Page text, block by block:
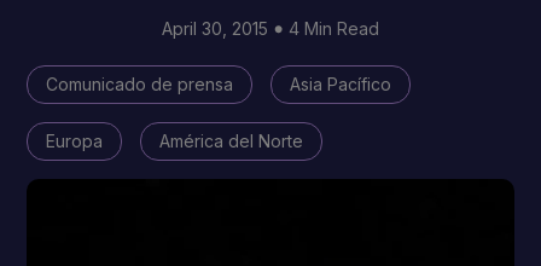
April 30, 2015 4 Min Read
Comunicado de prensa Asia Pacífico
Europa América del Norte